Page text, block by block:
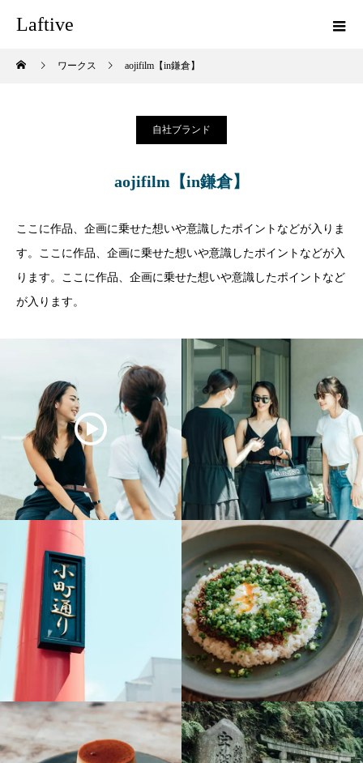
Laftive
ワークス aojifilm【in鎌倉】
自社ブランド
aojifilm【in鎌倉】
ここに作品、企画に乗せた想いや意識したポイントなどが入りま
す。ここに作品、企画に乗せた想いや意識したポイントなどが入
ります。ここに作品、企画に乗せた想いや意識したポイントなど
が入ります。